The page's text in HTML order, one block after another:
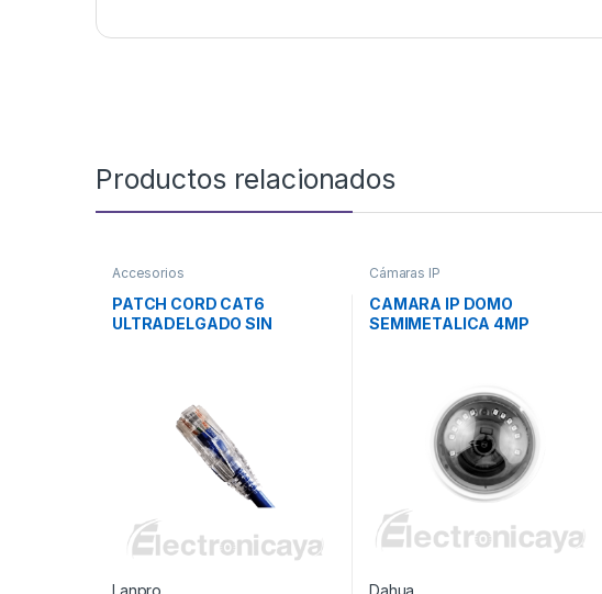
Productos relacionados
Accesorios
PATCH CORD CAT6
ULTRADELGADO SIN
Lanpro
Cámaras IP
CAMARA IP DOMO
SEMIMETALICA 4MP
Dahua